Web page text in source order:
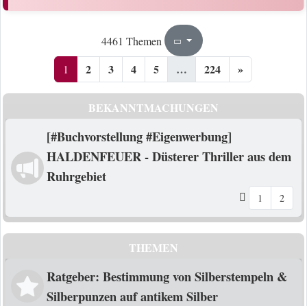
4461 Themen Seite1
1 2 3 4 5 … 224 »
BEKANNTMACHUNGEN
[#Buchvorstellung #Eigenwerbung]
HALDENFEUER - Düsterer Thriller aus dem
Ruhrgebiet
1 2
THEMEN
Ratgeber: Bestimmung von Silberstempeln &
Silberpunzen auf antikem Silber